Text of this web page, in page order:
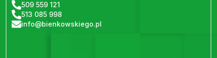
509 559 121
513 085 998
info@bienkowskiego.pl